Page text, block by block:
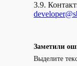
3.9.
Заметили
Выделите